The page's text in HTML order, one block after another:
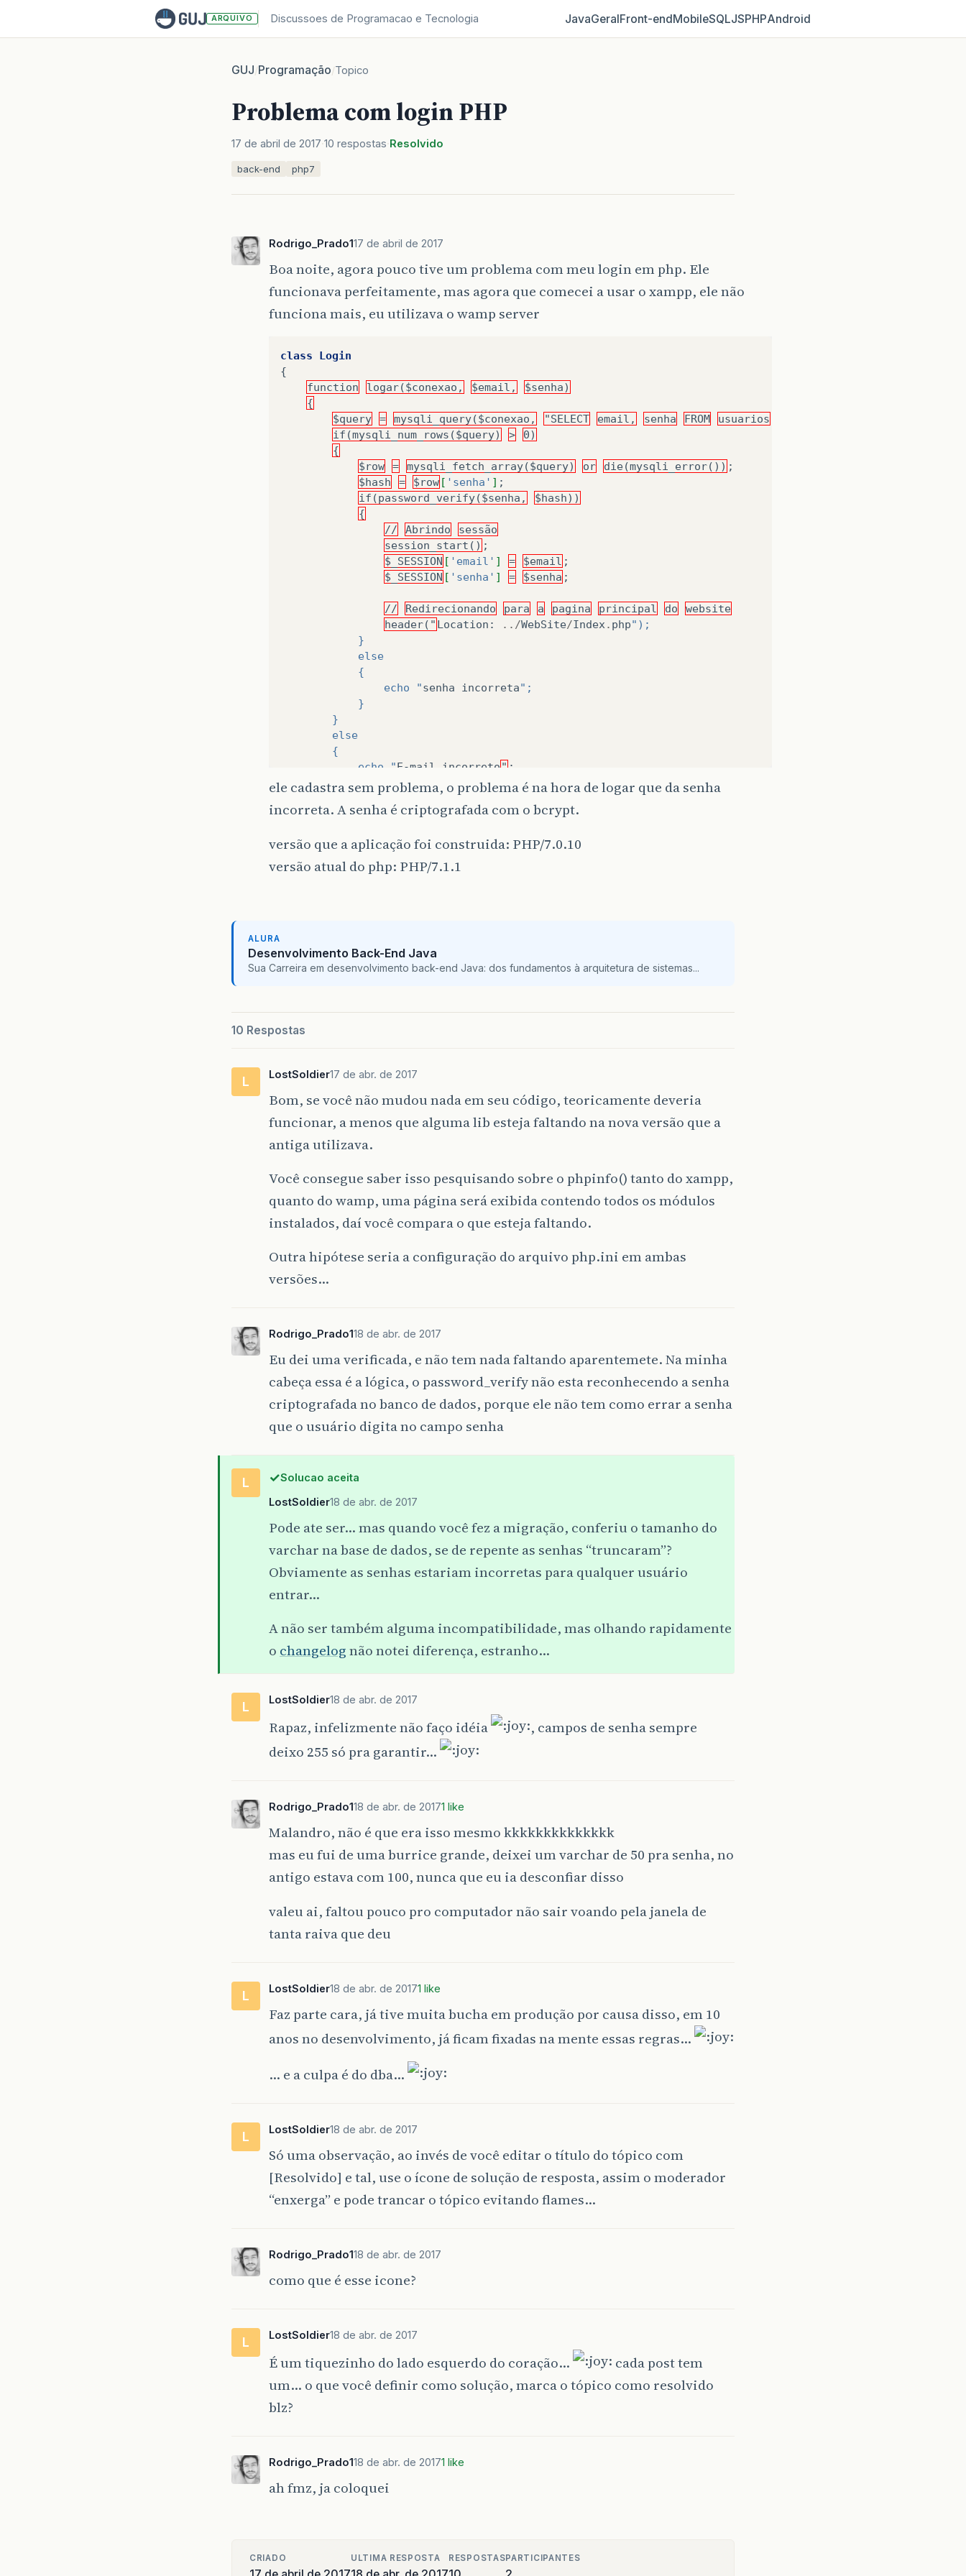
ARQUIVO Discussoes de Programacao e Tecnologia JavaGeralFront‑endMobileSQLJSPHPAndroid
GUJ/Programação/Topico
Problema com login PHP
17 de abril de 2017 10 respostas Resolvido
back-end php7
Rodrigo_Prado117 de abril de 2017
Boa noite, agora pouco tive um problema com meu login em php. Ele
funcionava perfeitamente, mas agora que comecei a usar o xampp, ele não
funciona mais, eu utilizava o wamp server
class
Login
{
function
logar($conexao, $email,
$senha)
{
$query
= mysqli_query($conexao, "SELECT email, senha FROM usuarios
if(mysqli_num_rows($query)
>
0)
{
$row
= mysqli_fetch_array($query) or die(mysqli_error()) ;
$hash
= $row [ 'senha' ] ;
if(password_verify($senha,
$hash))
{
//
Abrindo
sessão
session_start() ;
$_SESSION [ 'email' ] = $email ;
$_SESSION [ 'senha' ] = $senha ;
// Redirecionando para a pagina principal do
website
header(" Location : ../WebSite/Index . php");
            }
            else
            {
                echo "
senha incorreta";
            }
        }
        else
        {
            echo "
E-mail incorreto " ;
return null;
}
ele cadastra sem problema, o problema é na hora de logar que da senha
incorreta. A senha é criptografada com o bcrypt.
versão que a aplicação foi construida: PHP/7.0.10
versão atual do php: PHP/7.1.1
ALURA
Desenvolvimento Back-End Java
Sua Carreira em desenvolvimento back-end Java: dos fundamentos à arquitetura de sistemas...
10 Respostas
L LostSoldier17 de abr. de 2017
Bom, se você não mudou nada em seu código, teoricamente deveria
funcionar, a menos que alguma lib esteja faltando na nova versão que a
antiga utilizava.
Você consegue saber isso pesquisando sobre o phpinfo() tanto do xampp,
quanto do wamp, uma página será exibida contendo todos os módulos
instalados, daí você compara o que esteja faltando.
Outra hipótese seria a configuração do arquivo php.ini em ambas
versões…
Rodrigo_Prado118 de abr. de 2017
Eu dei uma verificada, e não tem nada faltando aparentemete. Na minha
cabeça essa é a lógica, o password_verify não esta reconhecendo a senha
criptografada no banco de dados, porque ele não tem como errar a senha
que o usuário digita no campo senha
L
Solucao aceita
LostSoldier18 de abr. de 2017
Pode ate ser… mas quando você fez a migração, conferiu o tamanho do
varchar na base de dados, se de repente as senhas “truncaram”?
Obviamente as senhas estariam incorretas para qualquer usuário
entrar…
A não ser também alguma incompatibilidade, mas olhando rapidamente
o changelognão notei diferença, estranho…
L LostSoldier18 de abr. de 2017
Rapaz, infelizmente não faço idéia
, campos de senha sempre
deixo 255 só pra garantir…
Rodrigo_Prado118 de abr. de 20171 like
Malandro, não é que era isso mesmo kkkkkkkkkkkkkk
mas eu fui de uma burrice grande, deixei um varchar de 50 pra senha, no
antigo estava com 100, nunca que eu ia desconfiar disso
valeu ai, faltou pouco pro computador não sair voando pela janela de
tanta raiva que deu
L LostSoldier18 de abr. de 20171 like
Faz parte cara, já tive muita bucha em produção por causa disso, em 10
anos no desenvolvimento, já ficam fixadas na mente essas regras…
… e a culpa é do dba…
L LostSoldier18 de abr. de 2017
Só uma observação, ao invés de você editar o título do tópico com
[Resolvido] e tal, use o ícone de solução de resposta, assim o moderador
“enxerga” e pode trancar o tópico evitando flames…
Rodrigo_Prado118 de abr. de 2017
como que é esse icone?
L LostSoldier18 de abr. de 2017
É um tiquezinho do lado esquerdo do coração…
cada post tem
um… o que você definir como solução, marca o tópico como resolvido
blz?
Rodrigo_Prado118 de abr. de 20171 like
ah fmz, ja coloquei
CRIADO ULTIMA RESPOSTA RESPOSTASPARTICIPANTES